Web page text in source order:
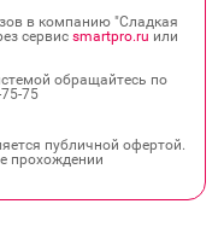
в компанию "Сладкая
сервис smartpro.ru или
обращайтесь по
публичной офертой.
прохождении